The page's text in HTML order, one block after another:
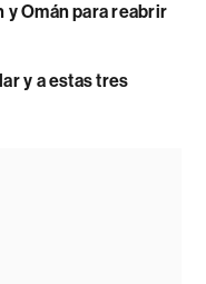
y Omán para reabrir
y a estas tres